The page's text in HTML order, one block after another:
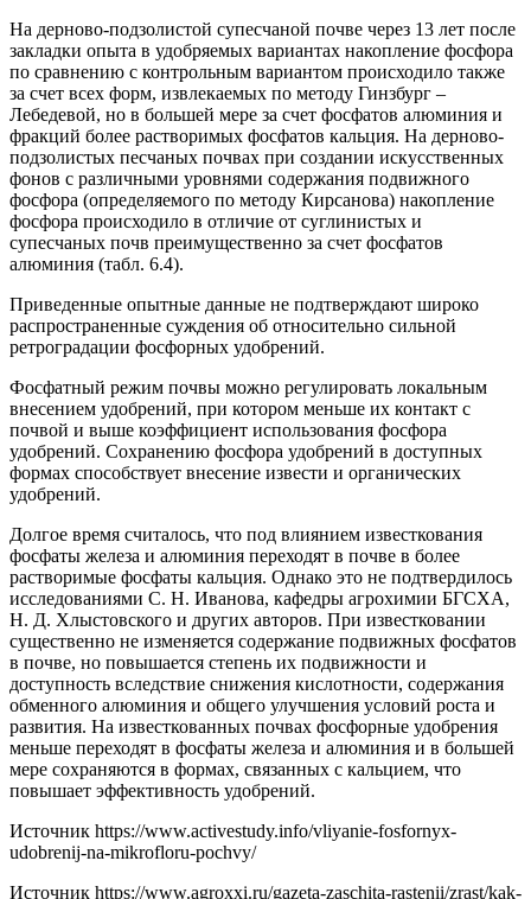
На дерново-подзолистой супесчаной почве через 13 лет после
закладки опыта в удобряемых вариантах накопление фосфора
по сравнению с контрольным вариантом происходило также
за счет всех форм, извлекаемых по методу Гинзбург –
Лебедевой, но в большей мере за счет фосфатов алюминия и
фракций более растворимых фосфатов кальция. На дерново-
подзолистых песчаных почвах при создании искусственных
фонов с различными уровнями содержания подвижного
фосфора (определяемого по методу Кирсанова) накопление
фосфора происходило в отличие от суглинистых и
супесчаных почв преимущественно за счет фосфатов
алюминия (табл. 6.4).
Приведенные опытные данные не подтверждают широко
распространенные суждения об относительно сильной
ретроградации фосфорных удобрений.
Фосфатный режим почвы можно регулировать локальным
внесением удобрений, при котором меньше их контакт с
почвой и выше коэффициент использования фосфора
удобрений. Сохранению фосфора удобрений в доступных
формах способствует внесение извести и органических
удобрений.
Долгое время считалось, что под влиянием известкования
фосфаты железа и алюминия переходят в почве в более
растворимые фосфаты кальция. Однако это не подтвердилось
исследованиями С. Н. Иванова, кафедры агрохимии БГСХА,
Н. Д. Хлыстовского и других авторов. При известковании
существенно не изменяется содержание подвижных фосфатов
в почве, но повышается степень их подвижности и
доступность вследствие снижения кислотности, содержания
обменного алюминия и общего улучшения условий роста и
развития. На известкованных почвах фосфорные удобрения
меньше переходят в фосфаты железа и алюминия и в большей
мере сохраняются в формах, связанных с кальцием, что
повышает эффективность удобрений.
Источник https://www.activestudy.info/vliyanie-fosfornyx-
udobrenij-na-mikrofloru-pochvy/
Источник https://www.agroxxi.ru/gazeta-zaschita-rastenii/zrast/kak-